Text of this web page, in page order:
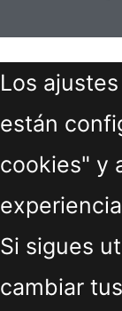
Los
están
cookies" y
Si sigues
cambiar